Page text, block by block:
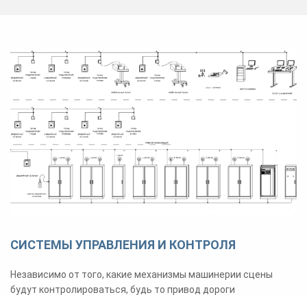
СИСТЕМЫ УПРАВЛЕНИЯ И КОНТРОЛЯ
Независимо от того, какие механизмы машинерии сцены
будут контролироваться, будь то привод дороги